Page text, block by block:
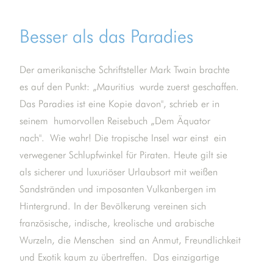
Besser als das Paradies
Der amerikanische Schriftsteller Mark Twain brachte
es auf den Punkt: „Mauritius wurde zuerst geschaffen.
Das Paradies ist eine Kopie davon", schrieb er in
seinem humorvollen Reisebuch „Dem Äquator
nach". Wie wahr! Die tropische Insel war einst ein
verwegener Schlupfwinkel für Piraten. Heute gilt sie
als sicherer und luxuriöser Urlaubsort mit weißen
Sandstränden und imposanten Vulkanbergen im
Hintergrund. In der Bevölkerung vereinen sich
französische, indische, kreolische und arabische
Wurzeln, die Menschen sind an Anmut, Freundlichkeit
und Exotik kaum zu übertreffen. Das einzigartige